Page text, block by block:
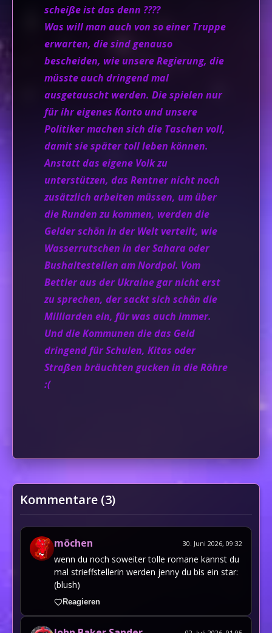
scheiße ist das denn ????
Was will man auch von so einer Truppe
erwarten, die sind genauso
bescheiden, wie unsere Regierung, die
müsste auch dringend mal
ausgetauscht werden. Die spielen nur
für ihr eigenes Konto und unsere
Politiker machen sich die Taschen voll,
damit sie später toll leben können.
Anstatt das eigene Volk zu
unterstützen, das Rentner nicht noch
zusätzlich arbeiten müssen, um über
die Runden zu kommen, werden die
Gelder schön in der Welt verteilt, wie
Wasserrutschen in der Sahara oder
Bushaltestellen am Nordpol. Vom
Bettler aus der Ukraine gar nicht erst
zu sprechen, der sackt sich schön die
Milliarden ein, für was auch immer.
Und die Kommunen die das Geld
dringend für Schulen, Kitas oder
Straßen bräuchten gucken in die Röhre
:(
Kommentare (3)
möchen 30. Juni 2026, 09:32
wenn du noch soweiter tolle romane kannst du
mal strieffstellerin werden jenny du bis ein star:
(blush)
Reagieren